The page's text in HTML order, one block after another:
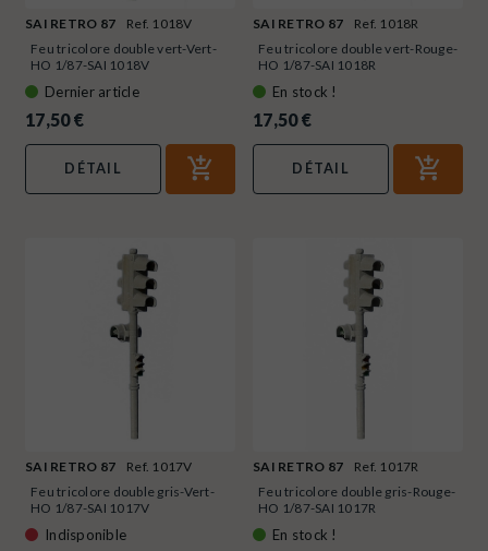
SAI RETRO 87
Ref. 1018V
Feu tricolore double vert-Vert-
HO 1/87-SAI 1018V
Dernier article
17,50 €
DÉTAIL
SAI RETRO 87
Ref. 1018R
Feu tricolore double vert-Rouge-
HO 1/87-SAI 1018R
En stock !
17,50 €
DÉTAIL
SAI RETRO 87
Ref. 1017V
Feu tricolore double gris-Vert-
HO 1/87-SAI 1017V
Indisponible
SAI RETRO 87
Ref. 1017R
Feu tricolore double gris-Rouge-
HO 1/87-SAI 1017R
En stock !